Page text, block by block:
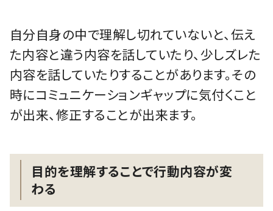
自分自身の中で理解し切れていないと、伝え
た内容と違う内容を話していたり、少しズレた
内容を話していたりすることがあります。その
時にコミュニケーションギャップに気付くこと
が出来、修正することが出来ます。
目的を理解することで行動内容が変
わる